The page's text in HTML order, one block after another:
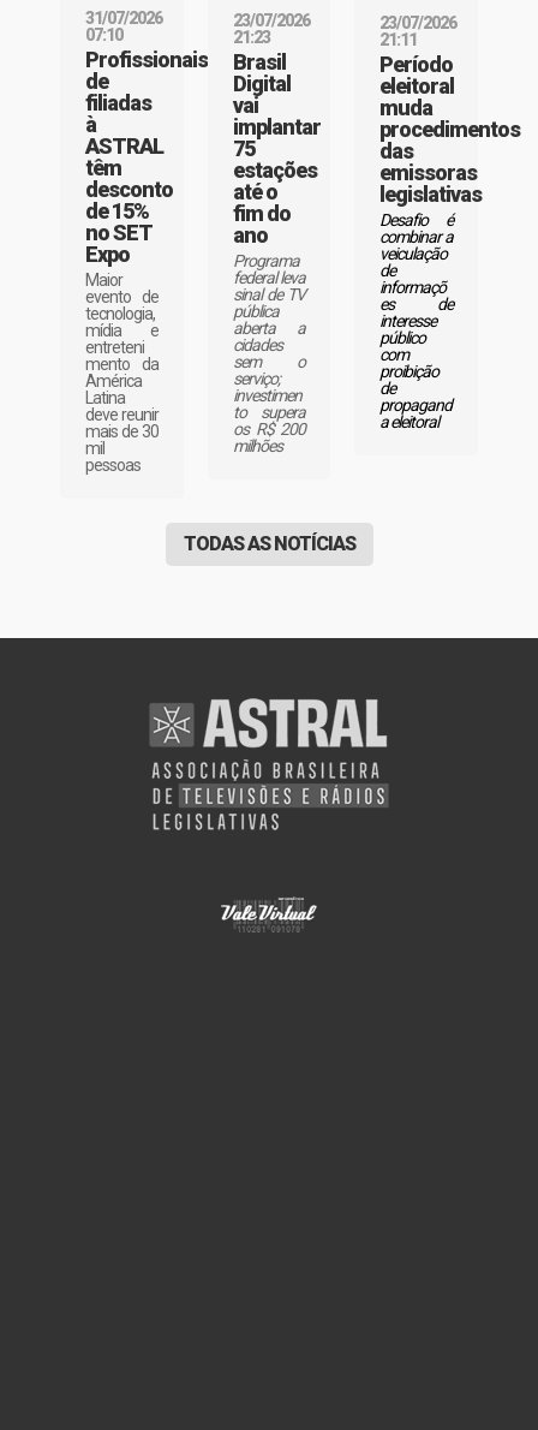
31/07/2026
07:10
Profissionais
de
filiadas
à
ASTRAL
têm
desconto
de 15%
no SET
Expo
Maior
evento de
tecnologia,
mídia e
entreteni
mento da
América
Latina
deve reunir
mais de 30
mil
pessoas
23/07/2026
21:23
Brasil
Digital
vai
implantar
75
estações
até o
fim do
ano
Programa
federal leva
sinal de TV
pública
aberta a
cidades
sem o
serviço;
investimen
to supera
os R$ 200
milhões
23/07/2026
21:11
Período
eleitoral
muda
procedimentos
das
emissoras
legislativas
Desafio é
combinar a
veiculação
de
informaçõ
es de
interesse
público
com
proibição
de
propagand
a eleitoral
TODAS AS NOTÍCIAS